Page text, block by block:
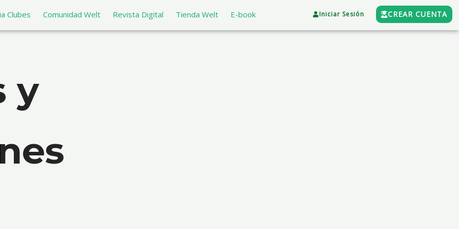
Clubes Comunidad Welt Revista Digital Tienda Welt E-book Iniciar Sesión CREAR CUENTA
y